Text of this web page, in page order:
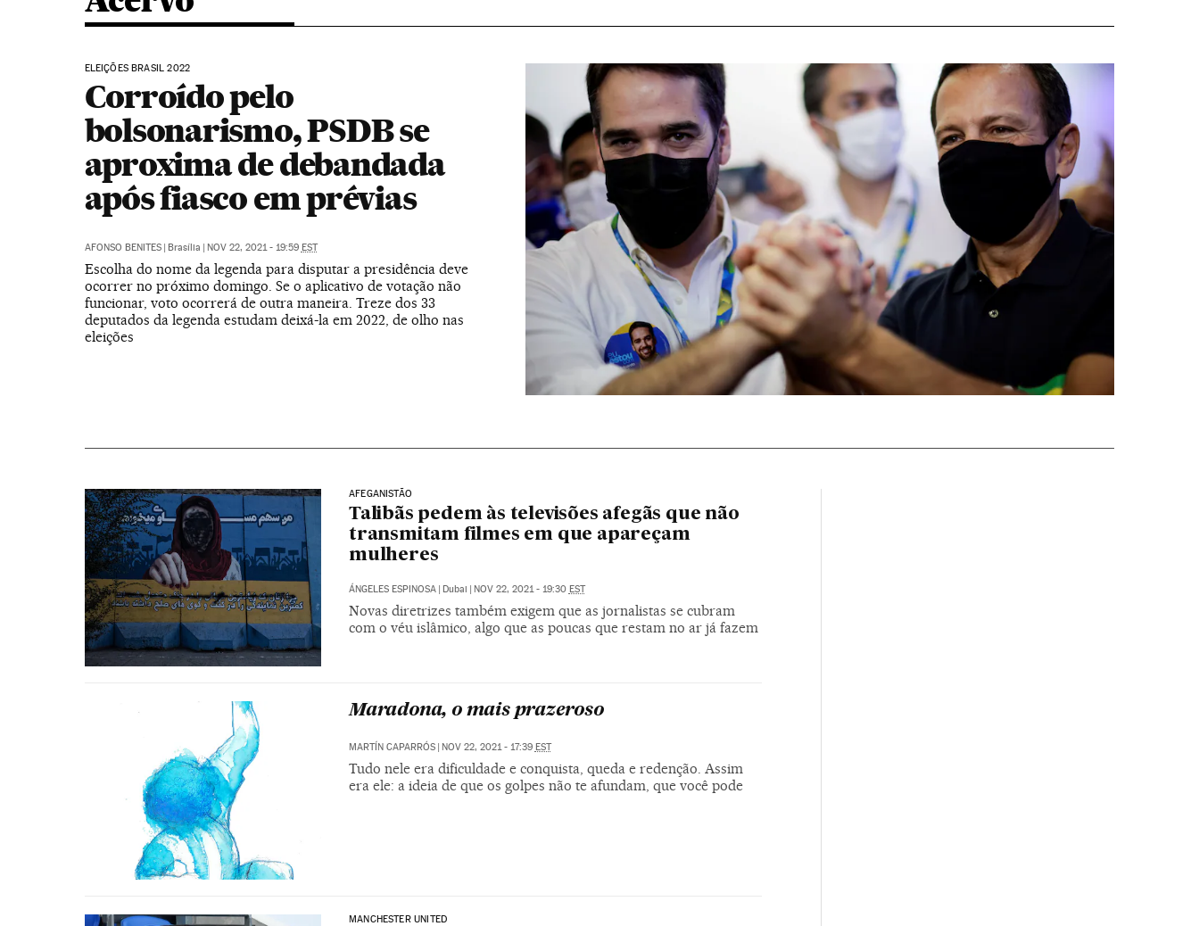
ELEIÇÕES BRASIL 2022
Corroído pelo
bolsonarismo, PSDB se
aproxima de debandada
após fiasco em prévias
AFONSO BENITES | Brasília | NOV 22, 2021 - 19:59 EST
Escolha do nome da legenda para disputar a presidência deve
ocorrer no próximo domingo. Se o aplicativo de votação não
funcionar, voto ocorrerá de outra maneira. Treze dos 33
deputados da legenda estudam deixá-la em 2022, de olho nas
eleições
AFEGANISTÃO
Talibãs pedem às televisões afegãs que não
transmitam filmes em que apareçam
mulheres
ÁNGELES ESPINOSA | Dubai | NOV 22, 2021 - 19:30 EST
Novas diretrizes também exigem que as jornalistas se cubram
com o véu islâmico, algo que as poucas que restam no ar já fazem
Maradona, o mais prazeroso
MARTÍN CAPARRÓS NOV 22, 2021 - 17:39 EST
Tudo nele era dificuldade e conquista, queda e redenção. Assim
era ele: a ideia de que os golpes não te afundam, que você pode
MANCHESTER UNITED